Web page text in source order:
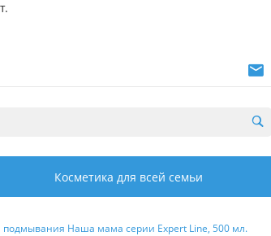
Косметика для всей семьи
подмывания Наша мама серии Expert Line, 500 мл.